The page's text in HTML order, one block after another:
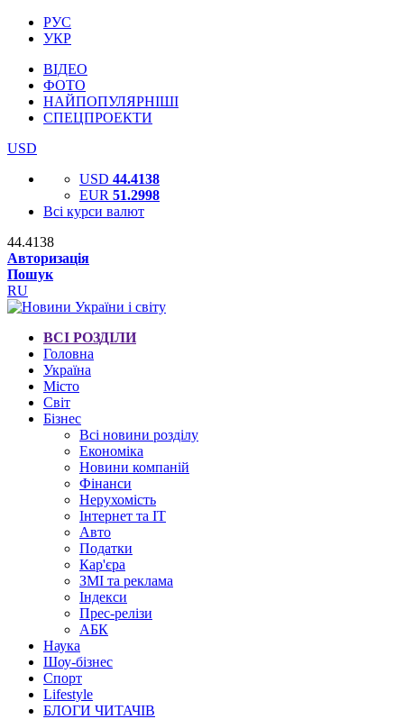
РУС
УКР
ВІДЕО
ФОТО
НАЙПОПУЛЯРНІШІ
СПЕЦПРОЕКТИ
USD
USD 44.4138
EUR 51.2998
Всі курси валют
44.4138
Авторизація
Пошук
RU
ВСІ РОЗДІЛИ
Головна
Україна
Місто
Світ
Бізнес
Всі новини розділу
Економіка
Новини компаній
Фінанси
Нерухомість
Інтернет та IT
Авто
Податки
Кар'єра
ЗМІ та реклама
Індекси
Прес-релізи
АБК
Наука
Шоу-бізнес
Спорт
Lifestyle
БЛОГИ ЧИТАЧІВ